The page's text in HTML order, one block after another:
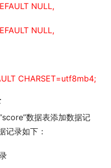
NULL,
NULL,
CHARSET=utf8mb4;
数据表添加数据记
记录如下：